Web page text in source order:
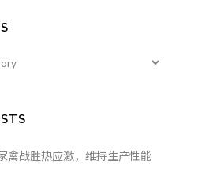
禽战胜热应激，维持生产性能